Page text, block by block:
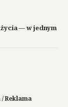
— w jednym
/ Reklama